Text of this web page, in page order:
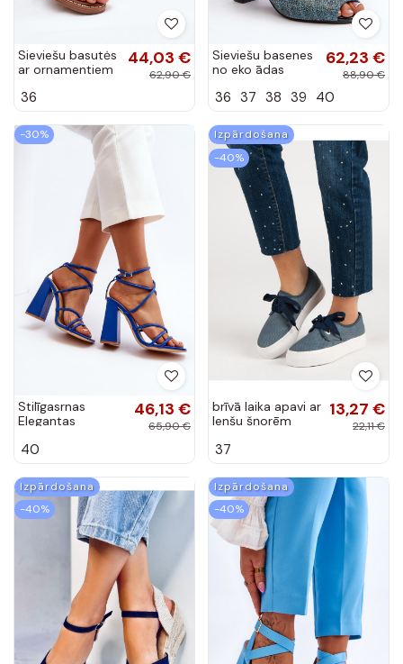
Sieviešu basutės
ar ornamentiem
papēžiem no eko
krāsā Ralisses
44,03 €
62,90 €
36
Sieviešu basenes
no eko ādas
Queenmarie
62,23 €
88,90 €
36 37 38 39 40
-30%
Stilīgasrnas
Elegantas
sandales Zilas
46,13 €
65,90 €
40
Izpārdošana
-40%
brīvā laika apavi ar
lenšu šņorēm
13,27 €
22,11 €
37
Izpārdošana
-40%
Izpārdošana
-40%